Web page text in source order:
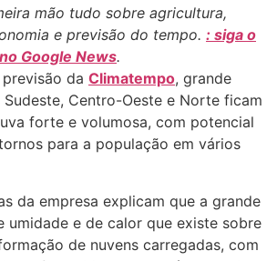
mão tudo sobre agricultura,
e previsão do tempo. : siga o
Google News.
da Climatempo, grande
Centro-Oeste e Norte ficam
forte e volumosa, com potencial
para a população em vários
da empresa explicam que a grande
umidade e de calor que existe sobre
de nuvens carregadas, com